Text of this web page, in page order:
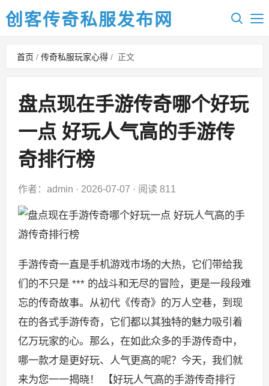
创客传奇私服发布网
首页 / 传奇私服玩家心得 / 正文
盘点现在手游传奇哪个好玩
一点 好玩人气高的手游传
奇排行榜
作者：admin · 2026-07-07 · 阅读 811
手游传奇一直是手机游戏市场的大热，它们带给我
们的不只是 *** 的战斗和无尽的冒险，更是一段段难
忘的传奇故事。从初代《传奇》的万人空巷，到现
在的各式手游传奇，它们都以其独特的魅力吸引着
亿万玩家的心。那么，在如此众多的手游传奇中，
哪一款才是更好玩、人气更高的呢？今天，我们就
来为您一一揭晓！ 【好玩人气高的手游传奇排行